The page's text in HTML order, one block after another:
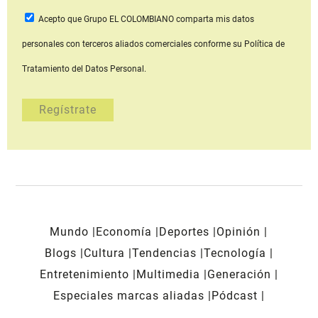
Acepto que Grupo EL COLOMBIANOcomparta mis datos
personales con terceros aliados comerciales conforme su Política de
Tratamiento del Datos Personal.
Mundo Economía Deportes
Opinión
Blogs
Cultura Tendencias Tecnología
Entretenimiento
Multimedia
Generación
Especiales marcas aliadas
Pódcast